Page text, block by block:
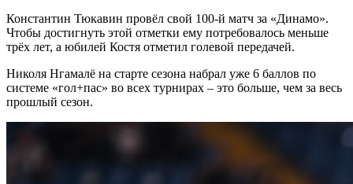
Константин Тюкавин провёл свой 100-й матч за «Динамо».
Чтобы достигнуть этой отметки ему потребовалось меньше
трёх лет, а юбилей Костя отметил голевой передачей.
Николя Нгамалё на старте сезона набрал уже 6 баллов по
системе «гол+пас» во всех турнирах – это больше, чем за весь
прошлый сезон.